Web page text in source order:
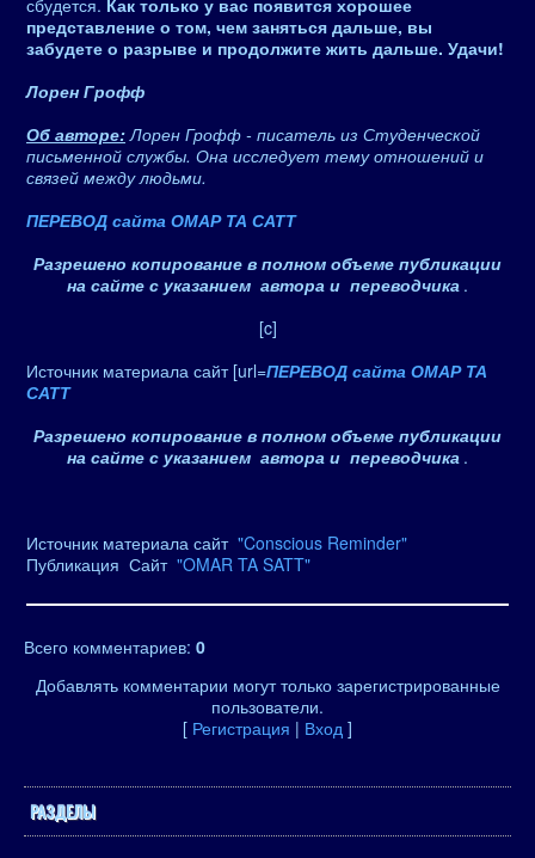
сбудется. Как только у вас появится хорошее
представление о том, чем заняться дальше, вы
забудете о разрыве и продолжите жить дальше. Удачи!
Лорен Грофф
Об авторе:Лорен Грофф - писатель из Студенческой
письменной службы. Она исследует тему отношений и
связей между людьми.
ПЕРЕВОД сайта ОМАР ТА САТТ
Разрешено копирование в полном объеме публикации
на сайте с указанием автора и переводчика .
[c]
Источник материала сайт [url=ПЕРЕВОД сайта ОМАР ТА
САТТ
Разрешено копирование в полном объеме публикации
на сайте с указанием автора и переводчика .
Источник материала сайт "Conscious Reminder"
Публикация Сайт "OMAR TA SATT"
Всего комментариев: 0
Добавлять комментарии могут только зарегистрированные
пользователи.
[ Регистрация | Вход ]
РАЗДЕЛЫ